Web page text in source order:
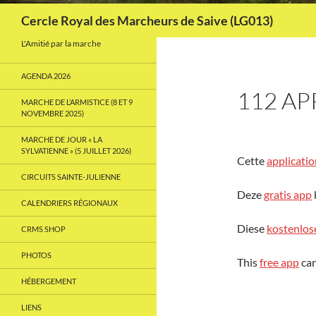
Cercle Royal des Marcheurs de Saive (LG013)
112
Cette
Dezegratis app
Diese
Thisfree app
L'Amitié par la marche
AGENDA 2026
MARCHE DE L’ARMISTICE (8 ET 9
NOVEMBRE 2025)
MARCHE DE JOUR « LA
SYLVATIENNE » (5 JUILLET 2026)
CIRCUITS SAINTE-JULIENNE
CALENDRIERS RÉGIONAUX
CRMS SHOP
PHOTOS
HÉBERGEMENT
LIENS